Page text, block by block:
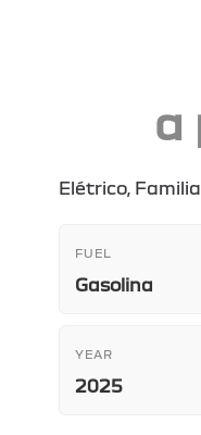
a
Elétrico,
FUEL
Gasolina
YEAR
2025